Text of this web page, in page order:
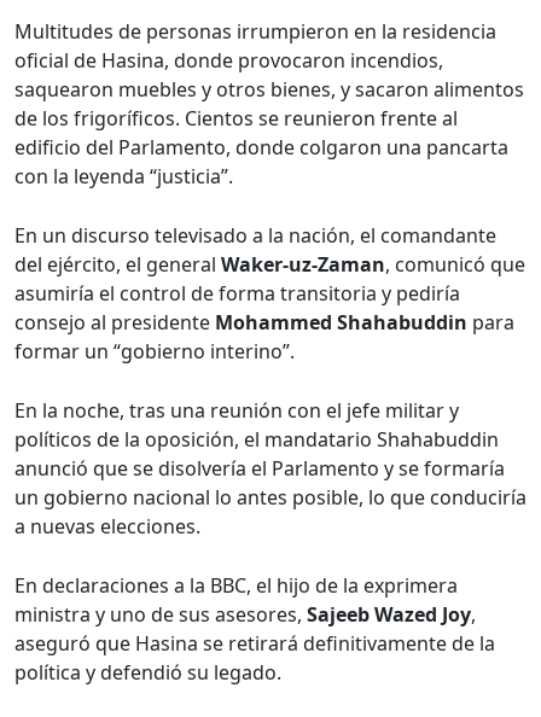
Multitudes de personas irrumpieron en la residencia
oficial de Hasina, donde provocaron incendios,
saquearon muebles y otros bienes, y sacaron alimentos
de los frigoríficos. Cientos se reunieron frente al
edificio del Parlamento, donde colgaron una pancarta
con la leyenda “justicia”.
En un discurso televisado a la nación, el comandante
del ejército, el general Waker-uz-Zaman, comunicó que
asumiría el control de forma transitoria y pediría
consejo al presidente Mohammed Shahabuddin para
formar un “gobierno interino”.
En la noche, tras una reunión con el jefe militar y
políticos de la oposición, el mandatario Shahabuddin
anunció que se disolvería el Parlamento y se formaría
un gobierno nacional lo antes posible, lo que conduciría
a nuevas elecciones.
En declaraciones a la BBC, el hijo de la exprimera
ministra y uno de sus asesores, Sajeeb Wazed Joy,
aseguró que Hasina se retirará definitivamente de la
política y defendió su legado.